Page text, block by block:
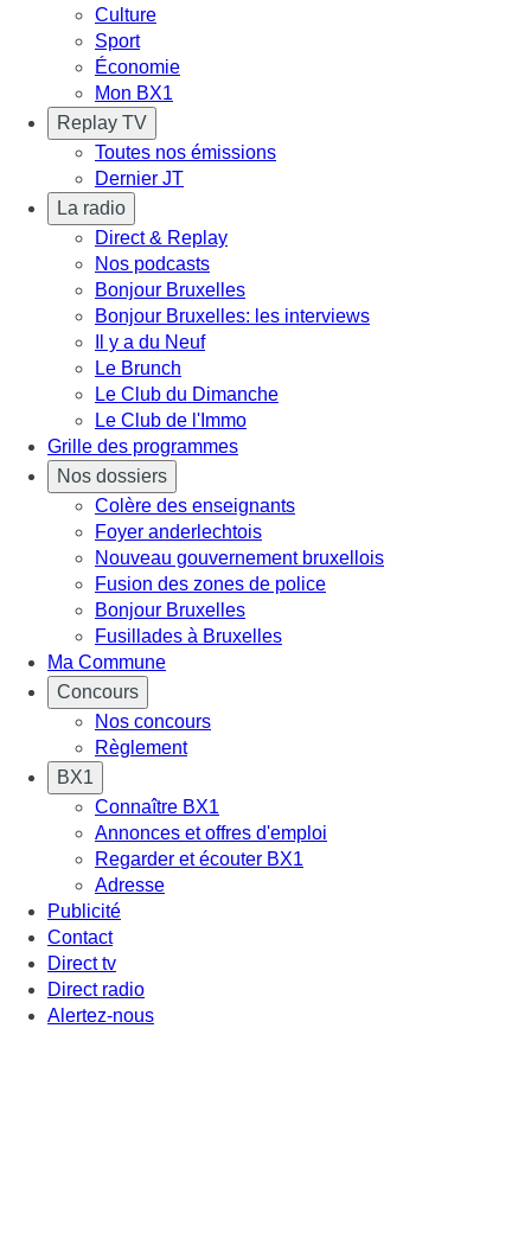
Culture
Sport
Économie
Mon BX1
Replay TV
Toutes nos émissions
Dernier JT
La radio
Direct & Replay
Nos podcasts
Bonjour Bruxelles
Bonjour Bruxelles: les interviews
Il y a du Neuf
Le Brunch
Le Club du Dimanche
Le Club de l'Immo
Grille des programmes
Nos dossiers
Colère des enseignants
Foyer anderlechtois
Nouveau gouvernement bruxellois
Fusion des zones de police
Bonjour Bruxelles
Fusillades à Bruxelles
Ma Commune
Concours
Nos concours
Règlement
BX1
Connaître BX1
Annonces et offres d'emploi
Regarder et écouter BX1
Adresse
Publicité
Contact
Direct tv
Direct radio
Alertez-nous